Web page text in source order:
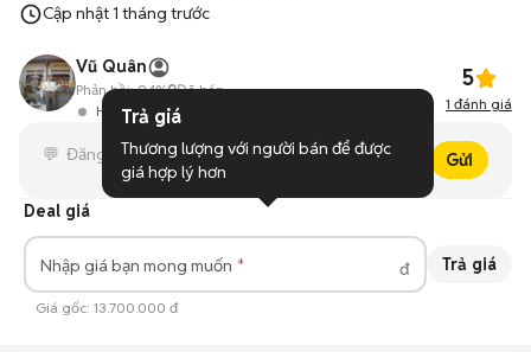
Cập nhật1 tháng trước
Vũ Quân
Hoạt động 6 giờ trước
Phản hồi: 94%0Đã bán 5
1 đánh giá
Gửi
Deal giá
Nhập giá bạn mong muốn đ Trả giá
Giá gốc: 13.700.000 đ
Trả giá
Thương lượng với người bán để được
giá hợp lý hơn